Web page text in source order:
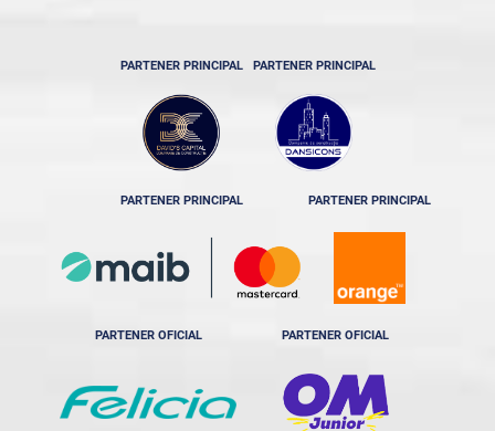
PARTENER PRINCIPAL PARTENER PRINCIPAL
PARTENER PRINCIPAL PARTENER PRINCIPAL
PARTENER OFICIAL PARTENER OFICIAL